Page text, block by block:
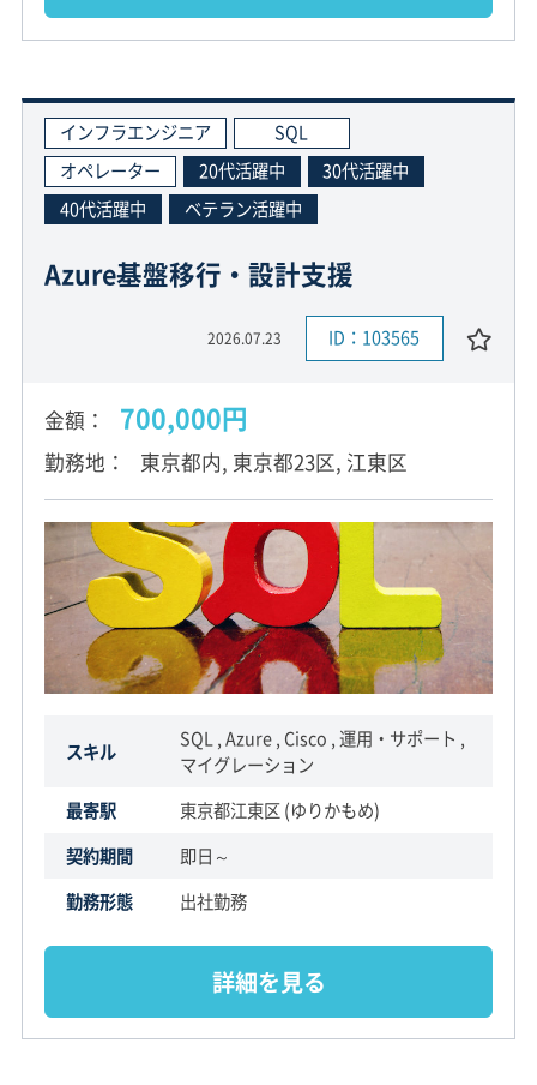
インフラエンジニア
SQL
オペレーター
20代活躍中
30代活躍中
40代活躍中
ベテラン活躍中
Azure基盤移行・設計支援
2026.07.23 ID：103565
金額 700,000円
勤務地 東京都内, 東京都23区, 江東区
スキル
SQL , Azure , Cisco , 運用・サポート ,
マイグレーション
最寄駅
東京都江東区 (ゆりかもめ)
契約期間
即日～
勤務形態
出社勤務
詳細を見る